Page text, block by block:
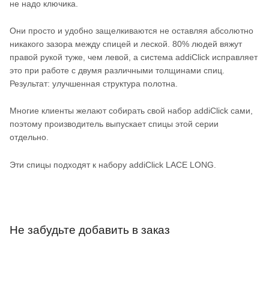
не надо ключика.
Они просто и удобно защелкиваются не оставляя абсолютно
никакого зазора между спицей и леской. 80% людей вяжут
правой рукой туже, чем левой, а система addiClick исправляет
это при работе с двумя различными толщинами спиц.
Результат: улучшенная структура полотна.
Многие клиенты желают собирать свой набор addiClick сами,
поэтому производитель выпускает спицы этой серии
отдельно.
Эти спицы подходят к набору addiClick LACE LONG.
Не забудьте добавить в заказ